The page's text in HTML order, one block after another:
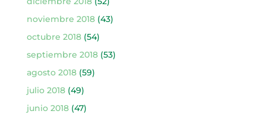
noviembre 2018(43)
octubre 2018(54)
septiembre 2018(53)
agosto 2018(59)
julio 2018(49)
junio 2018(47)